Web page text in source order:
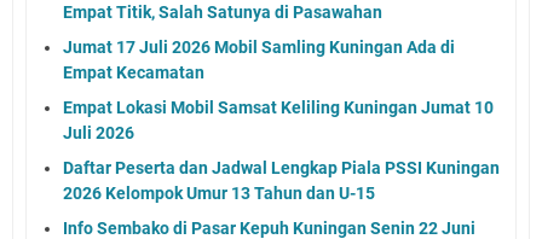
Empat Titik, Salah Satunya di Pasawahan
Jumat 17 Juli 2026 Mobil Samling Kuningan Ada di
Empat Kecamatan
Empat Lokasi Mobil Samsat Keliling Kuningan Jumat 10
Juli 2026
Daftar Peserta dan Jadwal Lengkap Piala PSSI Kuningan
2026 Kelompok Umur 13 Tahun dan U-15
Info Sembako di Pasar Kepuh Kuningan Senin 22 Juni